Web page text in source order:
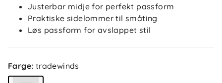
Justerbar midje for perfekt passform
Praktiske sidelommer til småting
Løs passform for avslappet stil
Farge: tradewinds